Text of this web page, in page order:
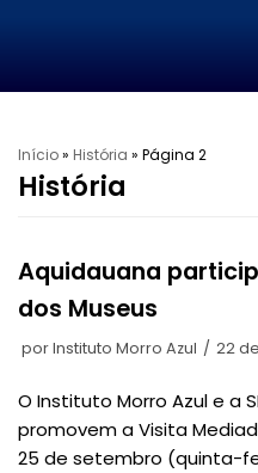
para
conteúdo
Início» História » Página 2
História
Aquidauana
dos Museus
porInstituto Morro Azul 22
O Instituto Morro Azul e a
promovem a Visita
25 de setembro (quinta-